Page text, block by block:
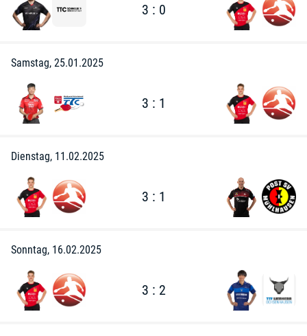
3 : 0
Samstag, 25.01.2025
3 : 1
Dienstag, 11.02.2025
3 : 1
Sonntag, 16.02.2025
3 : 2